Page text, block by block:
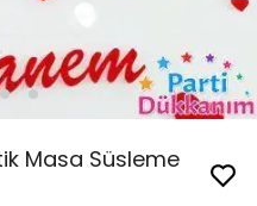
Masa Süsleme